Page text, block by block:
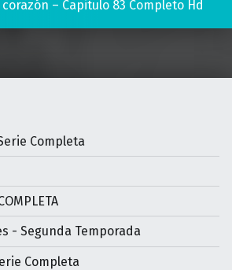
corazón – Capitulo 83 Completo Hd
Completa
- Segunda Temporada
Completa